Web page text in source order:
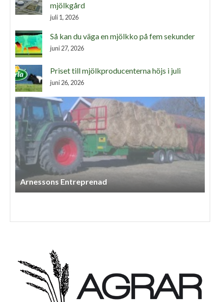
mjölkgård
juli 1, 2026
Så kan du väga en mjölkko på fem sekunder
juni 27, 2026
Priset till mjölkproducenterna höjs i juli
juni 26, 2026
Arnessons Entreprenad